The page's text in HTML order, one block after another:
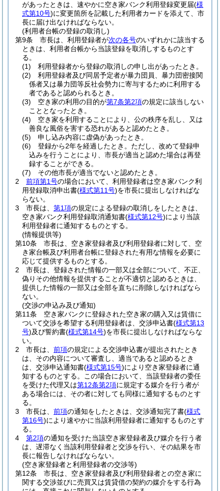
があったときは、速やかに空き家バンク利用登録変更届(様
式第10号)に変更箇所を記載した利用者カードを添えて、市
長に届け出なければならない。
(利用者台帳の登録の取消し)
第9条
市長は、利用登録者が次の各号のいずれかに該当する
ときは、利用者台帳から当該登録を取消しするものとす
る。
(1)
利用登録者から登録の取消しの申し出があったとき。
(2)
利用登録者及び同居予定者が暴力団員、暴力団密接関
係者又は暴力団等反社会勢力に寄与するために利用する
者であると認められるとき。
(3)
空き家の利用の目的が第7条第2項の規定に該当しない
こととなったとき。
(4)
空き家を利用することにより、公の秩序を乱し、又は
善良な風俗を害する恐れがあると認めたとき。
(5)
申し込み内容に虚偽があったとき。
(6)
登録から2年を経過したとき。 ただし、改めて登録申
込みを行うことにより、市長が適当と認めた場合は再登
録することができる。
(7)
その他市長が適当でないと認めたとき。
2
前項第1号の場合において、利用登録者は空き家バンク利
用登録取消申出書(様式第11号)を市長に提出しなければな
らない。
3
市長は、 第1項の規定による登録の取消しをしたときは、
空き家バンク利用登録取消通知書(様式第12号)により当該
利用登録者に通知するものとする。
(情報提供等)
第10条
市長は、空き家登録者及び利用登録者に対して、空
き家台帳及び利用者台帳に登録された有用な情報を必要に
応じて提供するものとする。
2
市長は、登録された情報の一部又は全部について、不正、
偽りその他情報を提供することが不適切と認めるときは、
提供した情報の一部又は全部を直ちに削除しなければなら
ない。
(交渉の申込み及び通知)
第11条
空き家バンクに登録された空き家の購入又は賃借に
ついて交渉を希望する利用登録者は、交渉申込書(様式第13
号)及び誓約書(様式第14号)を市長に提出しなければならな
い。
2
市長は、 前項の規定による交渉申込書が提出されたとき
は、その内容について審査し、適当であると認めるとき
は、交渉申込通知書(様式第15号)により空き家登録者に通
知するものとする。
この場合において、当該登録者の委任
を受けた代理又は第12条第2項に規定する媒介を行う者が
ある場合には、その者に対しても同様に通知するものとす
る。
3
市長は、 前項の通知をしたときは、交渉通知完了書(様式
第16号)により速やかに当該利用登録者に通知するものとす
る。
4
第2項の通知を受けた当該空き家登録者及び媒介を行う者
は、遅滞なく当該利用登録者と交渉を行い、その結果を市
長に報告しなければならない。
(空き家登録者と利用登録者の交渉等)
第12条
市長は、空き家登録者及び利用登録者との空き家に
関する交渉並びに売買又は賃貸借の契約の媒介をする行為